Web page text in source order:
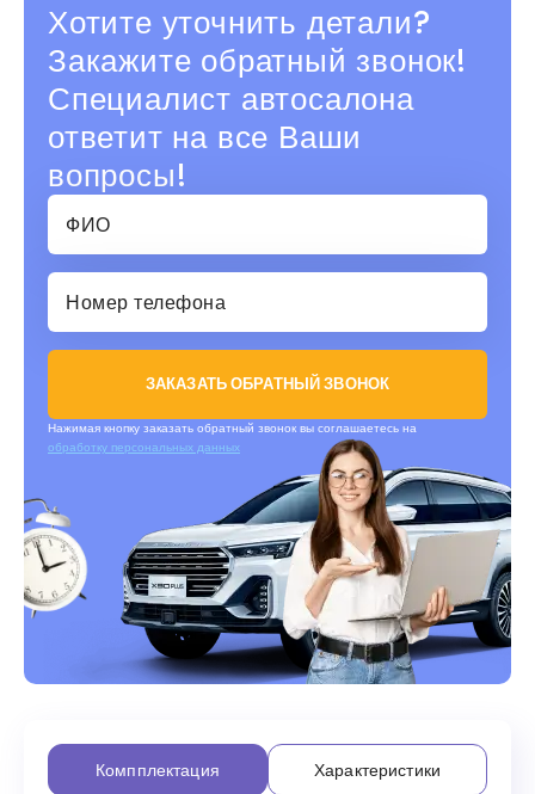
Хотите уточнить детали?
Закажите обратный звонок!
Специалист автосалона
ответит на все Ваши
вопросы!
ЗАКАЗАТЬ ОБРАТНЫЙ ЗВОНОК
Нажимая кнопку заказать обратный звонок вы соглашаетесь на
обработку персональных данных
Компплектация Характеристики